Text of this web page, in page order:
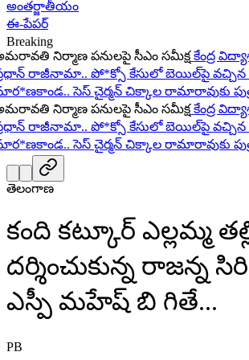
అంతర్జాతీయం
ఈ-పేపర్
Breaking
నిర్మాణ పనులపై సీఎం సమీక్ష కేంద్ర
రాజీనామా.. పో*క్సో కేసులో బెయిల్‌పై వచ్చిన
సెస్ చైర్మన్ చిక్కాల రామారావుకు
నిర్మాణ పనులపై సీఎం సమీక్ష కేంద్ర
రాజీనామా.. పో*క్సో కేసులో బెయిల్‌పై వచ్చిన
సెస్ చైర్మన్ చిక్కాల రామారావుకు
తెలంగాణ
కంది కట్కూర్ ఎల్లమ్మ
దర్శించుకున్న రాజన్న
ఎస్పీ మహేష్ బి గితే...
PB